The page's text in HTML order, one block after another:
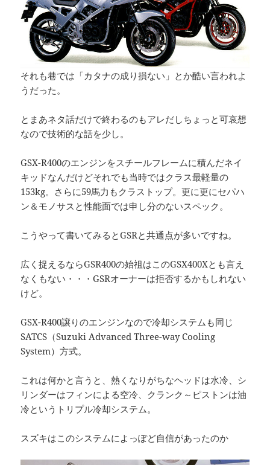
それも巷では「カタナの成り損ない」とか酷い言われよ
うだった。
とまあネタ話だけで終わるのもアレだしちょっと可哀想
なので技術的な話を少し。
GSX-R400のエンジンをスチールフレームに積んだネイ
キッドなんだけどそれでも当時ではクラス最軽量の
153kg。さらに59馬力もクラストップ。更に更にセパハ
ン＆モノサスと性能面では申し分のないスペック。
こうやって書いてみるとGSRと共通点が多いですね。
広く捉えるならGSR400の始祖はこのGSX400Xとも言え
なくもない・・・GSRオーナーは拒否するかもしれない
けど。
GSX-R400譲りのエンジンなので冷却システムも同じ
SATCS（Suzuki Advanced Three-way Cooling
System）方式。
これは何かと言うと、熱くなりがちなヘッドは水冷、シ
リンダーはフィンによる空冷、クランク～ピストンは油
冷というトリプル冷却システム。
スズキはこのシステムによっぽど自信があったのか